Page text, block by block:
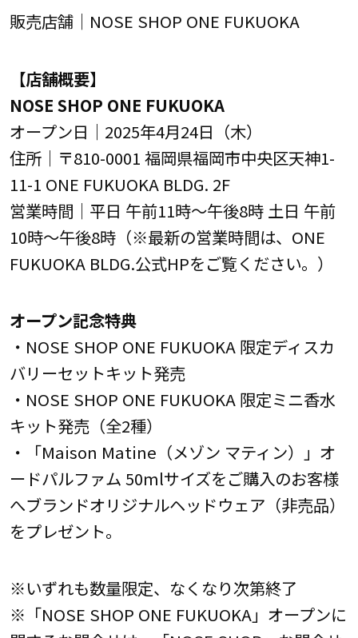
販売店舗｜NOSE SHOP ONE FUKUOKA
【店舗概要】
NOSE SHOP ONE FUKUOKA
オープン日｜2025年4月24日（木）
住所｜〒810-0001 福岡県福岡市中央区天神1-
11-1 ONE FUKUOKA BLDG. 2F
営業時間｜平日 午前11時～午後8時 土日 午前
10時～午後8時（※最新の営業時間は、ONE
FUKUOKA BLDG.公式HPをご覧ください。）
オープン記念特典
・NOSE SHOP ONE FUKUOKA 限定ディスカ
バリーセットキット発売
・NOSE SHOP ONE FUKUOKA 限定ミニ香水
キット発売（全2種）
・「Maison Matine（メゾン マティン）」オ
ードパルファム 50mlサイズをご購入のお客様
へブランドオリジナルヘッドウェア（非売品）
をプレゼント。
※いずれも数量限定、なくなり次第終了
※「NOSE SHOP ONE FUKUOKA」オープンに